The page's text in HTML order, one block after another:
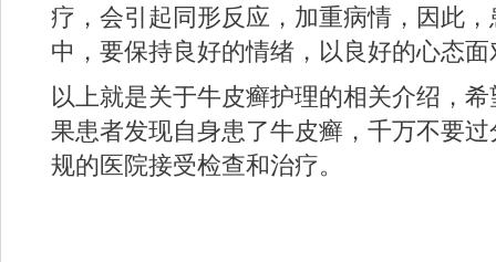
疗，会引起同形反应，加重病情，因此
中，要保持良好的情绪，以良好的心态
以上就是关于牛皮癣护理的相关介绍，
果患者发现自身患了牛皮癣，千万不要
规的医院接受检查和治疗。